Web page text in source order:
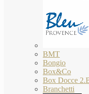
BMT
Bongio
Box&Co
Box Docce
Branchetti